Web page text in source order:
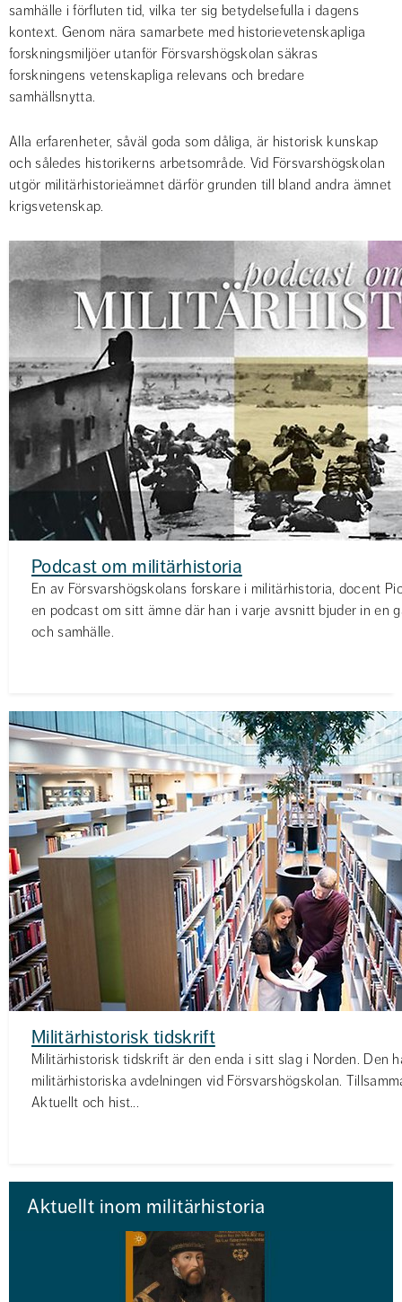
samhälle i förfluten tid, vilka ter sig betydelsefulla i dagens
kontext. Genom nära samarbete med historievetenskapliga
forskningsmiljöer utanför Försvarshögskolan säkras
forskningens vetenskapliga relevans och bredare
samhällsnytta.
Alla erfarenheter, såväl goda som dåliga, är historisk kunskap
och således historikerns arbetsområde. Vid Försvarshögskolan
utgör militärhistorieämnet därför grunden till bland andra ämnet
krigsvetenskap.
Podcast om militärhistoria
En av Försvarshögskolans forskare i militärhistoria, docent
en podcast om sitt ämne där han i varje avsnitt bjuder in en
och samhälle.
Militärhistorisk tidskrift
Militärhistorisk tidskrift är den enda i sitt slag i Norden. Den
militärhistoriska avdelningen vid Försvarshögskolan.
Aktuellt och hist...
Aktuellt inom militärhistoria